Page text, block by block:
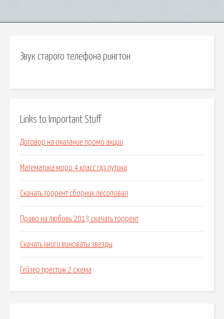
Звук старого телефона рингтон
Links to Important Stuff
Договор на оказание промо акции
Математика моро 4 класс гдз путина
Скачать торрент сборник лесоповал
Право на любовь 2013 скачать торрент
Скачать книги виноваты звезды
Гейзер престиж 2 схема